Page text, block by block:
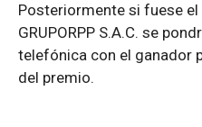
Posteriormente si fuese
GRUPORPP S.A.C. se
telefónica con el ganador
del premio.